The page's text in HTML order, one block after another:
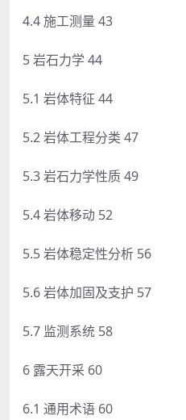
4.4 施工测量 43
5 岩石力学 44
5.1 岩体特征 44
5.2 岩体工程分类 47
5.3 岩石力学性质 49
5.4 岩体移动 52
5.5 岩体稳定性分析 56
5.6 岩体加固及支护 57
5.7 监测系统 58
6 露天开采 60
6.1 通用术语 60